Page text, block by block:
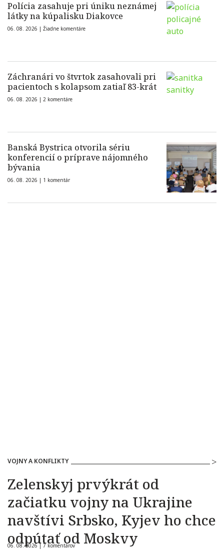
Polícia zasahuje pri úniku neznámej
látky na kúpalisku Diakovce
06. 08. 2026 | Žiadne komentáre
Záchranári vo štvrtok zasahovali pri
pacientoch s kolapsom zatiaľ 83-krát
06. 08. 2026 | 2 komentáre
Banská Bystrica otvorila sériu
konferencií o príprave nájomného
bývania
06. 08. 2026 | 1 komentár
VOJNY A KONFLIKTY
Zelenskyj prvýkrát od
začiatku vojny na Ukrajine
navštívi Srbsko, Kyjev ho chce
odpútať od Moskvy
06. 08. 2026 | 7 komentárov